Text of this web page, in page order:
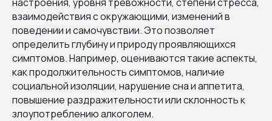
взаимодействия с окружающими, изменений в
поведении и самочувствии. Это позволяет
определить глубину и природу проявляющихся
симптомов. Например, оцениваются такие аспекты,
как продолжительность симптомов, наличие
социальной изоляции, нарушение сна и аппетита,
повышение раздражительности или склонность к
злоупотреблению алкоголем.